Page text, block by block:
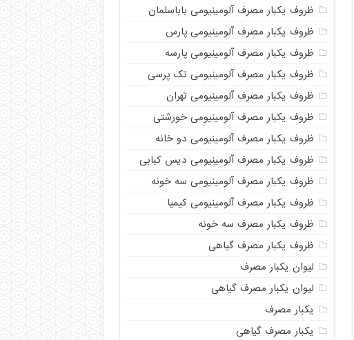
ظروف یکبار مصرف آلومینیومی باباسلمان
ظروف یکبار مصرف آلومینیومی پارس
ظروف یکبار مصرف آلومینیومی پارسه
ظروف یکبار مصرف آلومینیومی تک پرسی
ظروف یکبار مصرف آلومینیومی تهران
ظروف یکبار مصرف آلومینیومی خورشتی
ظروف یکبار مصرف آلومینیومی دو خانه
ظروف یکبار مصرف آلومینیومی دیس کبابی
ظروف یکبار مصرف آلومینیومی سه خونه
ظروف یکبار مصرف آلومینیومی کیمیا
ظروف یکبار مصرف سه خونه
ظروف یکبار مصرف گیاهی
لیوان یکبار مصرف
لیوان یکبار مصرف گیاهی
یکبار مصرف
یکبار مصرف گیاهی